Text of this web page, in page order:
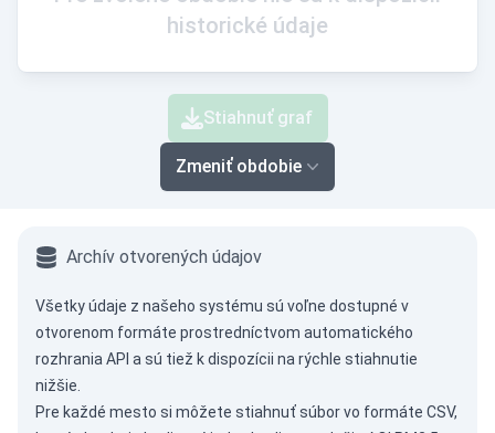
historické údaje
Stiahnuť graf
Zmeniť obdobie
Archív otvorených údajov
Všetky údaje z našeho systému sú voľne dostupné v
otvorenom formáte prostredníctvom automatického
rozhrania API a sú tiež k dispozícii na rýchle stiahnutie
nižšie.
Pre každé mesto si môžete stiahnuť súbor vo formáte CSV,